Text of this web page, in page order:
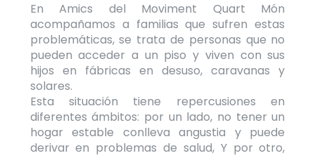
En Amics del Moviment Quart Món
acompañamos a familias que sufren estas
problemáticas, se trata de personas que no
pueden acceder a un piso y viven con sus
hijos en fábricas en desuso, caravanas y
solares.
Esta situación tiene repercusiones en
diferentes ámbitos: por un lado, no tener un
hogar estable conlleva angustia y puede
derivar en problemas de salud, Y por otro,